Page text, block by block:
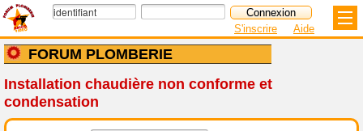
FORUM PLOMBERIE
S'inscrire Aide
Installation chaudière non conforme et
condensation